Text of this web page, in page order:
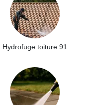
Hydrofuge toiture 91